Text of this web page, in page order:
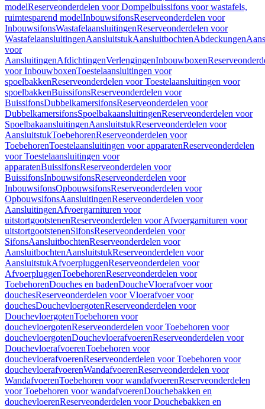
modelReserveonderdelen voor Dompelbuissifons voor wastafels,
ruimtesparend modelInbouwsifonsReserveonderdelen voor
InbouwsifonsWastafelaansluitingenReserveonderdelen voor
WastafelaansluitingenAansluitstukAansluitbochtenAbdeckungen
voor
AansluitingenAfdichtingenVerlengingenInbouwboxen
voor InbouwboxenToestelaansluitingen voor
spoelbakkenReserveonderdelen voor Toestelaansluitingen voor
spoelbakkenBuissifonsReserveonderdelen voor
BuissifonsDubbelkamersifonsReserveonderdelen voor
DubbelkamersifonsSpoelbakaansluitingenReserveonderdelen voor
SpoelbakaansluitingenAansluitstukReserveonderdelen voor
AansluitstukToebehorenReserveonderdelen voor
ToebehorenToestelaansluitingen voor apparatenReserveonderdelen
voor Toestelaansluitingen voor
apparatenBuissifonsReserveonderdelen voor
BuissifonsInbouwsifonsReserveonderdelen voor
InbouwsifonsOpbouwsifonsReserveonderdelen voor
OpbouwsifonsAansluitingenReserveonderdelen voor
AansluitingenAfvoergarnituren voor
uitstortgootstenenReserveonderdelen voor Afvoergarnituren voor
uitstortgootstenenSifonsReserveonderdelen voor
SifonsAansluitbochtenReserveonderdelen voor
AansluitbochtenAansluitstukReserveonderdelen voor
AansluitstukAfvoerpluggenReserveonderdelen voor
AfvoerpluggenToebehorenReserveonderdelen voor
ToebehorenDouches en badenDoucheVloerafvoer voor
douchesReserveonderdelen voor Vloerafvoer voor
douchesDouchevloergotenReserveonderdelen voor
DouchevloergotenToebehoren voor
douchevloergotenReserveonderdelen voor Toebehoren voor
douchevloergotenDouchevloerafvoerenReserveonderdelen voor
DouchevloerafvoerenToebehoren voor
douchevloerafvoerenReserveonderdelen voor Toebehoren voor
douchevloerafvoerenWandafvoerenReserveonderdelen voor
WandafvoerenToebehoren voor wandafvoerenReserveonderdelen
voor Toebehoren voor wandafvoerenDouchebakken en
douchevloerenReserveonderdelen voor Douchebakken en